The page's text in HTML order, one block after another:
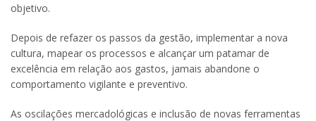
objetivo.
Depois de refazer os passos da gestão, implementar a nova
cultura, mapear os processos e alcançar um patamar de
excelência em relação aos gastos, jamais abandone o
comportamento vigilante e preventivo.
As oscilações mercadológicas e inclusão de novas ferramentas